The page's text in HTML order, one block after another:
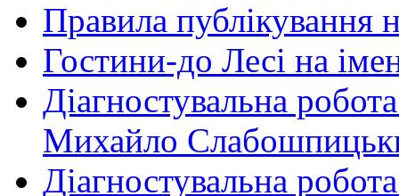
Правила публікування
Гостини-до Лесі на
Діагностувальна
Михайло
Діагностувальна